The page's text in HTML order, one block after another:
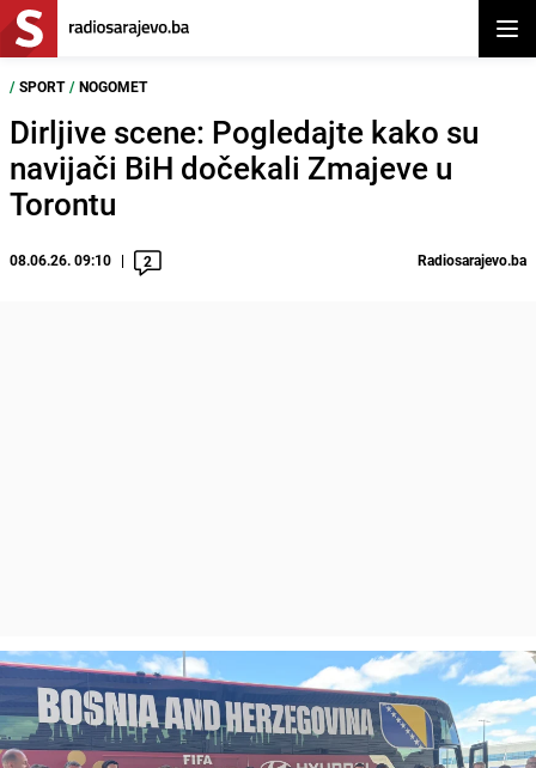
/ SPORT / NOGOMET
Dirljive scene: Pogledajte kako su
navijači BiH dočekali Zmajeve u
Torontu
08.06.26. 09:10 2 Radiosarajevo.ba